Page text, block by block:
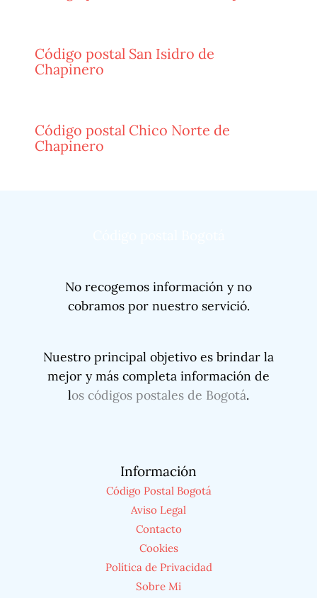
Código postal San Isidro de
Chapinero
Código postal Chico Norte de
Chapinero
No recogemos información y no
cobramos por nuestro servició.
Nuestro principal objetivo es brindar la
mejor y más completa información de
los códigos postales de Bogotá.
Información
Código Postal Bogotá
Aviso Legal
Contacto
Cookies
Política de Privacidad
Sobre Mi